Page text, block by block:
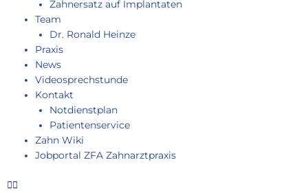
Zahnersatz auf Implantaten
Team
Dr. Ronald Heinze
Praxis
News
Videosprechstunde
Kontakt
Notdienstplan
Patientenservice
Zahn Wiki
Jobportal ZFA Zahnarztpraxis